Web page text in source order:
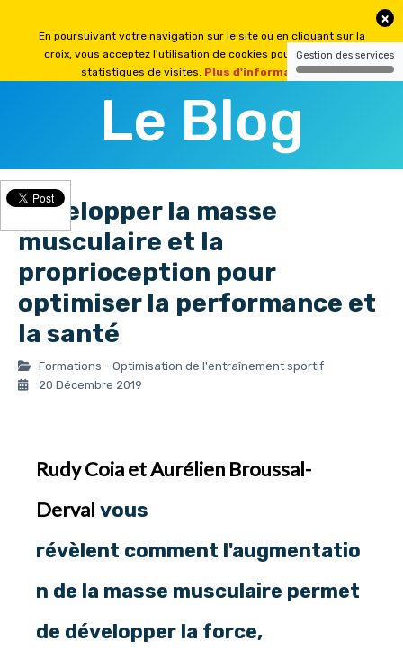
Le Blog
Développer la masse
musculaire et la
proprioception pour
optimiser la performance et
la santé
Formations - Optimisation de l'entraînement sportif
20 Décembre 2019
Rudy CoiaetAurélien Broussal-
Derval vous
révèlent comment l'augmentatio
n de la masse musculaire permet
de développer la force,